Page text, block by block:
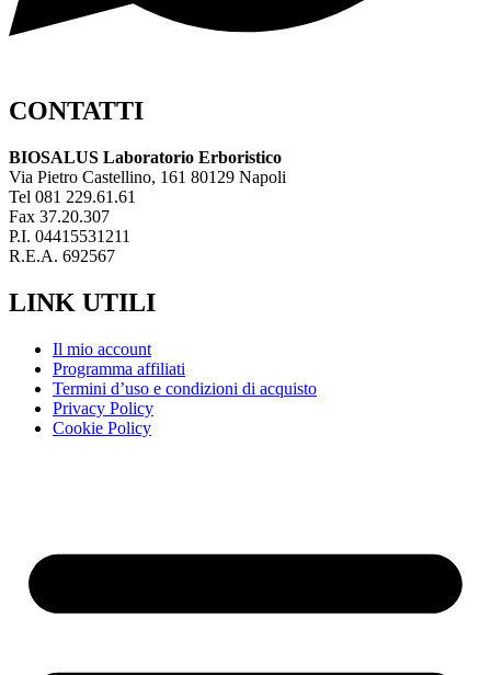
CONTATTI
BIOSALUS Laboratorio Erboristico
Via Pietro Castellino, 161 80129 Napoli
Tel 081 229.61.61
Fax 37.20.307
P.I. 04415531211
R.E.A. 692567
LINK UTILI
Il mio account
Programma affiliati
Termini d’uso e condizioni di acquisto
Privacy Policy
Cookie Policy